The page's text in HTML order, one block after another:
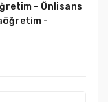
- Önlisans
-